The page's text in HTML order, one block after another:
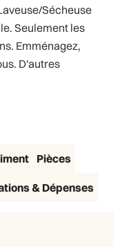
Sécheuse
Seulement les
Emménagez,
D'autres
Pièces
& Dépenses